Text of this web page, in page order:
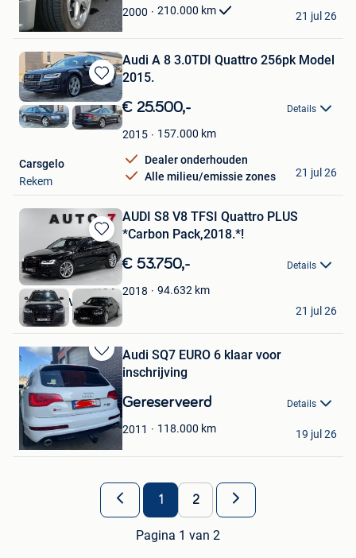
2000 210.000 km
Brecht Schotte
Roeselare
21 jul 26
Bewaren
in
Mijn
Favorieten
Audi A 8 3.0TDI Quattro 256pk Model
2015.
€ 25.500,- Details
2015 157.000 km
Dealer onderhouden
Alle milieu/emissie zones
Carsgelo
Rekem
21 jul 26
Bewaren
in
Mijn
Favorieten
AUDI S8 V8 TFSI Quattro PLUS
*Carbon Pack,2018.*!
€ 53.750,- Details
2018 94.632 km
AUTO-7 BVBA
Lint
21 jul 26
Bewaren
Mijn
Favorieten
Audi SQ7 EURO 6 klaar voor
inschrijving
Gereserveerd Details
2011 118.000 km
Tayab Dira
Antwerpen
19 jul 26
1 2
Pagina 1 van 2